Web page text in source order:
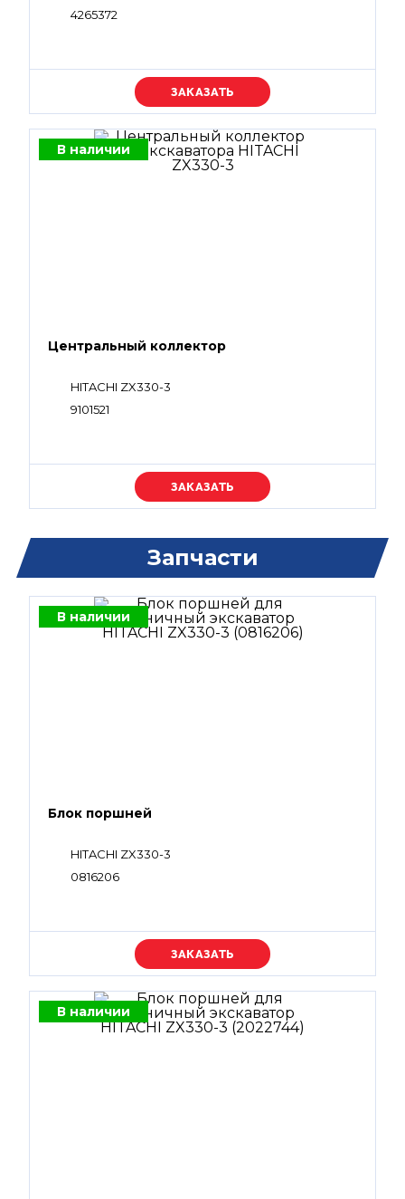
4265372
Уточняйте цену
В наличии
Центральный коллектор
HITACHI ZX330-3
9101521
Уточняйте цену
Запчасти
В наличии
Блок поршней
HITACHI ZX330-3
0816206
Уточняйте цену
В наличии